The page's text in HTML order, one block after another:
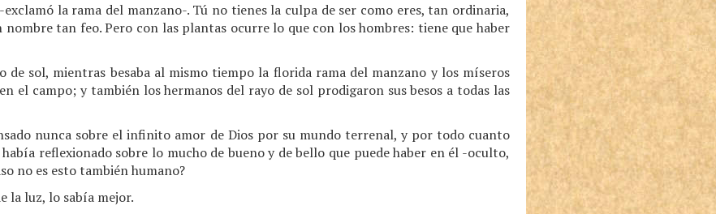
la rama del manzano-. Tú no tienes la culpa de ser como eres, tan ordinaria,
nombre tan feo. Pero con las plantas ocurre lo que con los hombres: tiene que haber
de sol, mientras besaba al mismo tiempo la florida rama del manzano y los míseros
el campo; y también los hermanos del rayo de sol prodigaron sus besos a todas las
nunca sobre el infinito amor de Dios por su mundo terrenal, y por todo cuanto
reflexionado sobre lo mucho de bueno y de bello que puede haber en él -oculto,
no es esto también humano?
la luz, lo sabía mejor.